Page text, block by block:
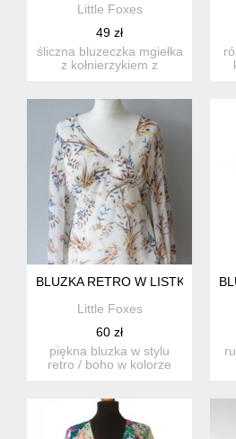
Little Foxes
49 zł
śliczna bluzeczka mgiełka
z kołnierzykiem z
BLUZKA RETRO W LISTKI BOHO
Little Foxes
60 zł
piękna bluzka w stylu
retro / boho w kolorze